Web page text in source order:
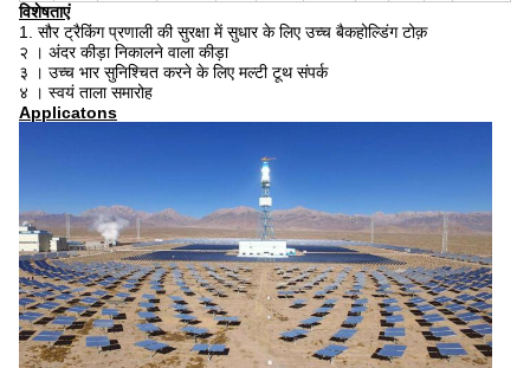
विशेषताएं
1. सौर ट्रैकिंग प्रणाली की सुरक्षा में सुधार के लिए उच्च बैकहोल्डिंग टोक़
२
। अंदर कीड़ा निकालने वाला कीड़ा
३
। उच्च भार सुनिश्चित करने के लिए मल्टी टूथ संपर्क
४
। स्वयं ताला समारोह
Applicatons